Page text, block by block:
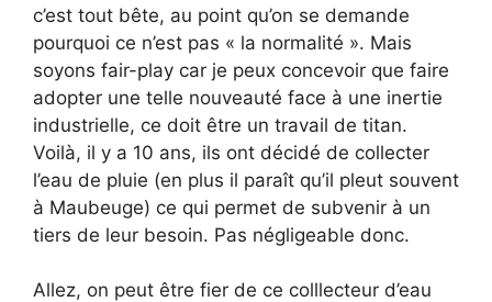
c’est tout bête, au point qu’on se demande
pourquoi ce n’est pas « la normalité ». Mais
soyons fair-play car je peux concevoir que faire
adopter une telle nouveauté face à une inertie
industrielle, ce doit être un travail de titan.
Voilà, il y a 10 ans, ils ont décidé de collecter
l’eau de pluie (en plus il paraît qu’il pleut souvent
à Maubeuge) ce qui permet de subvenir à un
tiers de leur besoin. Pas négligeable donc.
Allez, on peut être fier de ce colllecteur d’eau